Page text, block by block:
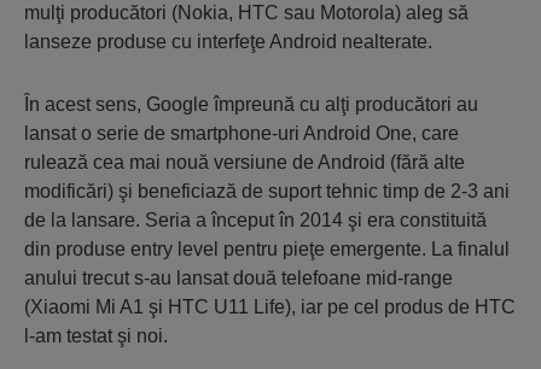
mulţi producători (Nokia, HTC sau Motorola) aleg să
lanseze produse cu interfeţe Android nealterate.
În acest sens, Google împreună cu alţi producători au
lansat o serie de smartphone-uri Android One, care
rulează cea mai nouă versiune de Android (fără alte
modificări) şi beneficiază de suport tehnic timp de 2-3 ani
de la lansare. Seria a început în 2014 şi era constituită
din produse entry level pentru pieţe emergente. La finalul
anului trecut s-au lansat două telefoane mid-range
(Xiaomi Mi A1 şi HTC U11 Life), iar pe cel produs de HTC
l-am testat şi noi.